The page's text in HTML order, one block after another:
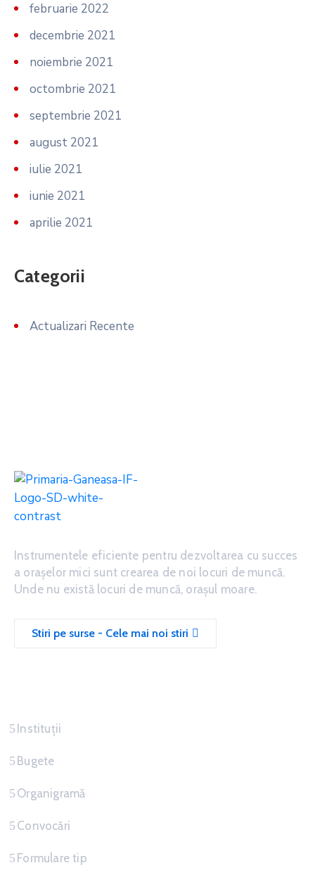
februarie 2022
decembrie 2021
noiembrie 2021
octombrie 2021
septembrie 2021
august 2021
iulie 2021
iunie 2021
aprilie 2021
Categorii
Actualizari Recente
Instrumentele eficiente pentru dezvoltarea cu succes
a oraşelor mici sunt crearea de noi locuri de muncă.
Unde nu există locuri de muncă, oraşul moare.
Stiri pe surse - Cele mai noi stiri
Instituții
Bugete
Organigramă
Convocări
Formulare tip